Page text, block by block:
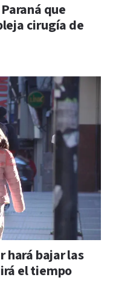
que
cirugía de
hará bajar las
el tiempo